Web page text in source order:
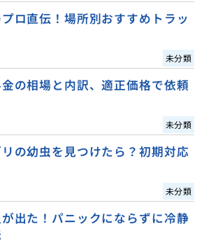
ロ直伝！場所別おすすめトラッ
未分類
の相場と内訳、適正価格で依頼
未分類
の幼虫を見つけたら？初期対応
未分類
出た！パニックにならずに冷静